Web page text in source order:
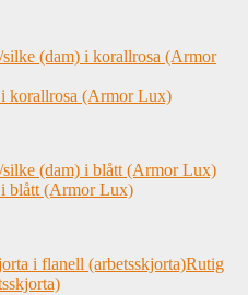
korallrosa (Armor Lux)
blått (Armor Lux)
Rutig